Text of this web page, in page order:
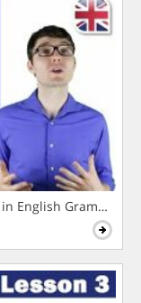
English Grammar